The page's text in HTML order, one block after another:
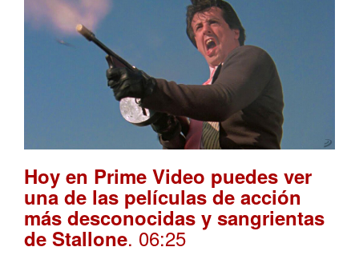
Hoy en Prime Video puedes ver
una de las películas de acción
más desconocidas y sangrientas
de Stallone. 06:25